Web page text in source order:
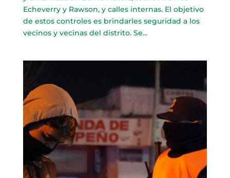
Echeverry y Rawson, y calles internas. El objetivo
de estos controles es brindarles seguridad a los
vecinos y vecinas del distrito. Se...